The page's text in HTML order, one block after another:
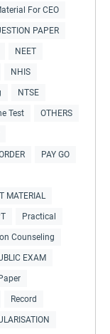
For CEO
PAPER
NEET
NHIS
NTSE
Test OTHERS
PAY GO
MATERIAL
Practical
Counseling
EXAM
Record